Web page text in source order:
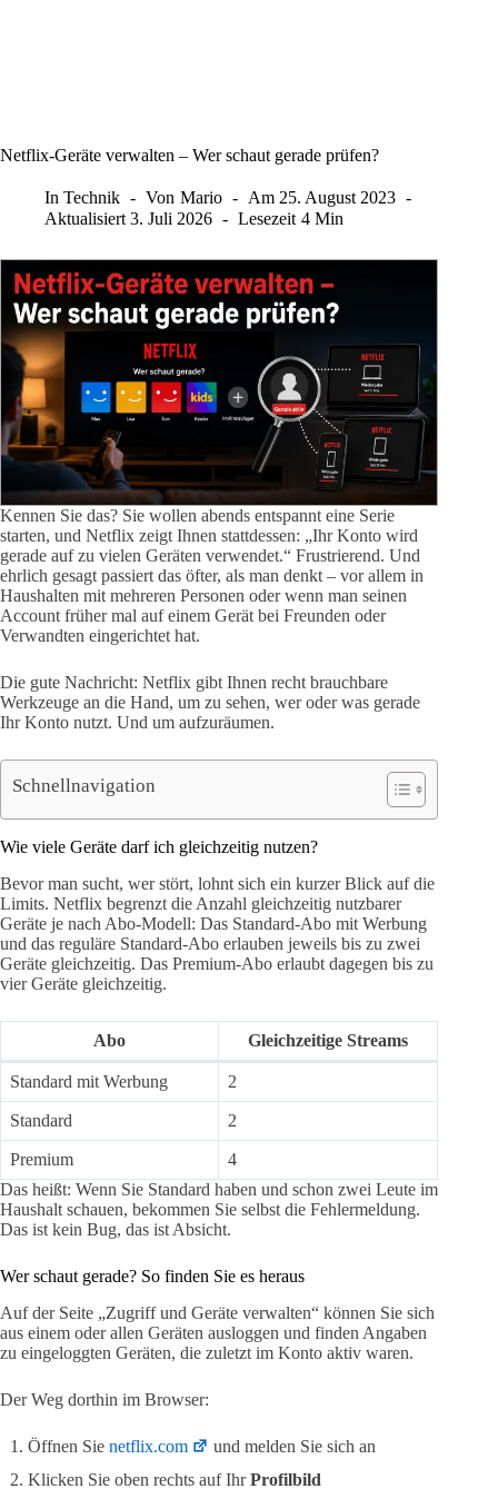
Netflix-Geräte verwalten – Wer schaut gerade prüfen?
In Technik Von Mario Am 25. August 2023
Aktualisiert 3. Juli 2026 Lesezeit 4 Min
Kennen Sie das? Sie wollen abends entspannt eine Serie
starten, und Netflix zeigt Ihnen stattdessen: „Ihr Konto wird
gerade auf zu vielen Geräten verwendet.“ Frustrierend. Und
ehrlich gesagt passiert das öfter, als man denkt – vor allem in
Haushalten mit mehreren Personen oder wenn man seinen
Account früher mal auf einem Gerät bei Freunden oder
Verwandten eingerichtet hat.
Die gute Nachricht: Netflix gibt Ihnen recht brauchbare
Werkzeuge an die Hand, um zu sehen, wer oder was gerade
Ihr Konto nutzt. Und um aufzuräumen.
Schnellnavigation
Wie viele Geräte darf ich gleichzeitig nutzen?
Bevor man sucht, wer stört, lohnt sich ein kurzer Blick auf die
Limits. Netflix begrenzt die Anzahl gleichzeitig nutzbarer
Geräte je nach Abo-Modell: Das Standard-Abo mit Werbung
und das reguläre Standard-Abo erlauben jeweils bis zu zwei
Geräte gleichzeitig. Das Premium-Abo erlaubt dagegen bis zu
vier Geräte gleichzeitig.
Abo Gleichzeitige Streams
Standard mit Werbung 2
Standard 2
Premium
4
Das heißt: Wenn Sie Standard haben und schon zwei Leute im
Haushalt schauen, bekommen Sie selbst die Fehlermeldung.
Das ist kein Bug, das ist Absicht.
Wer schaut gerade? So finden Sie es heraus
Auf der Seite „Zugriff und Geräte verwalten“ können Sie sich
aus einem oder allen Geräten ausloggen und finden Angaben
zu eingeloggten Geräten, die zuletzt im Konto aktiv waren.
Der Weg dorthin im Browser:
Öffnen Sie netflix.com
und melden Sie sich an
Klicken Sie oben rechts auf IhrProfilbild